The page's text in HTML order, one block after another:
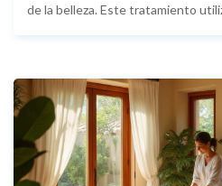
de la belleza. Este tratamiento
masaje facial con caracoles
Descubre cómo esta peculiar
rutinas de belleza en todo el mundo.